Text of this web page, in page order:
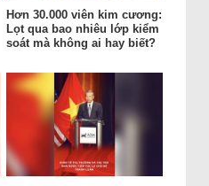
Hơn 30.000 viên kim cương:
Lọt qua bao nhiêu lớp kiểm
soát mà không ai hay biết?